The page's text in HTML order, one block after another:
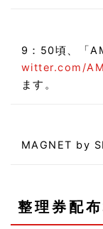
9：50頃、「
witter.com/
ます。
MAGNET by
整理券配